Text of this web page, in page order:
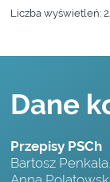
Liczba wyświetleń:
Dane
Przepisy PSCh
Bartosz